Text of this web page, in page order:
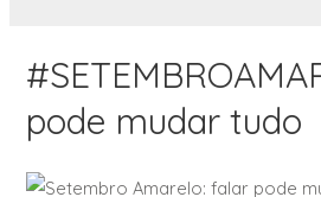
pode mudar tudo